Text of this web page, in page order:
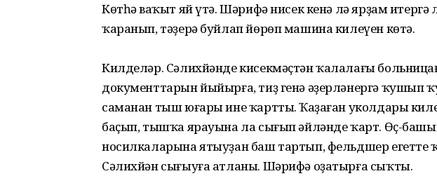
Көтһәң ваҡыт яй үтә. Шәрифә нисек кенә лә ярҙам
ҡаранып, тәҙерә буйлап йөрөп машина килеүен көтә.
Килделәр. Сәлихйәнде кисекмәҫтән ҡалалағы
документтарын йыйырға, тиҙ генә әҙерләнергә ҡушып
саманан тыш юғары ине ҡарттың. Ҡаҙаған уколдары
баҫып, тышҡа ярауына ла сығып әйләнде ҡарт. Өҫ-
носилкаларына ятыуҙан баш тартып, фельдшер
Сәлихйән сығыуға атланы. Шәрифә оҙатырға сыҡты.